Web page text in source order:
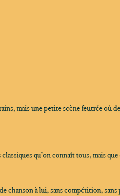
mais une petite scène feutrée où
qu’on connaît tous, mais que
chanson à lui, sans compétition, sans